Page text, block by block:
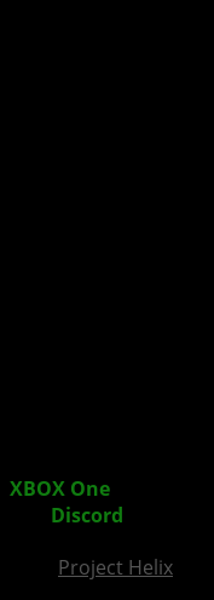
XBOX One
Discord
Project Helix